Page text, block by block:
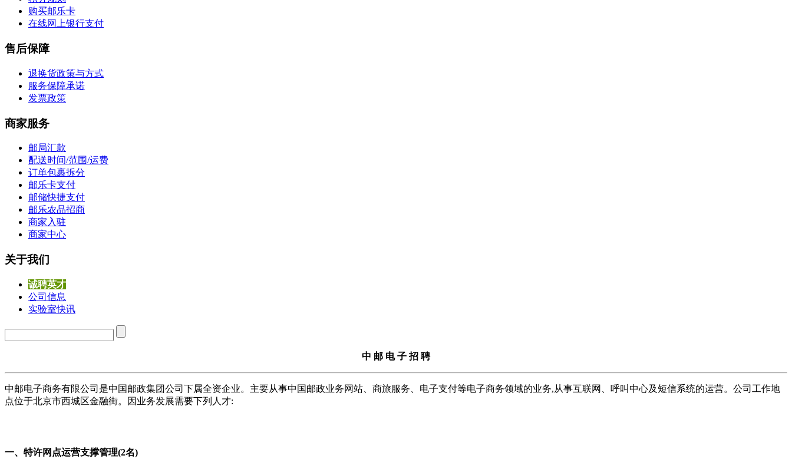
购买邮乐卡
在线网上银行支付
售后保障
退换货政策与方式
服务保障承诺
发票政策
商家服务
邮局汇款
配送时间/范围/运费
订单包裹拆分
邮乐卡支付
邮储快捷支付
邮乐农品招商
商家入驻
商家中心
关于我们
诚聘英才
公司信息
实验室快讯
中 邮 电 子 招 聘
中邮电子商务有限公司是中国邮政集团公司下属全资企业。主要从事中国邮政业务网站、商旅服务、电子支付等电子商务领域的业务,从事互联网、呼叫中心及短信系统的运营。公司工作地
点位于北京市西城区金融街。因业务发展需要下列人才:
一、特许网点运营支撑管理(2名)